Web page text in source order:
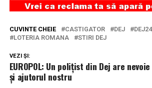
CUVINTE CHEIE CASTIGATOR DEJ
LOTERIA ROMANA
STIRI DEJ
VEZI ȘI:
EUROPOL: Un polițist din Dej are
și ajutorul nostru